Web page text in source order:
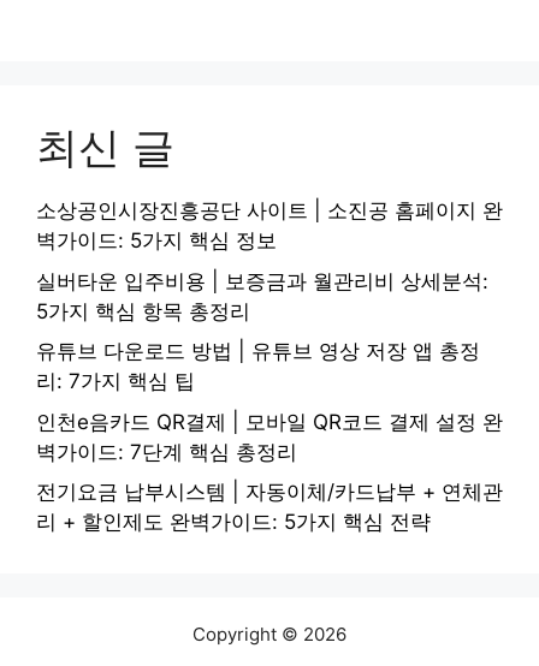
최신 글
소상공인시장진흥공단 사이트 | 소진공 홈페이지 완
벽가이드: 5가지 핵심 정보
실버타운 입주비용 | 보증금과 월관리비 상세분석:
5가지 핵심 항목 총정리
유튜브 다운로드 방법 | 유튜브 영상 저장 앱 총정
리: 7가지 핵심 팁
인천e음카드 QR결제 | 모바일 QR코드 결제 설정 완
벽가이드: 7단계 핵심 총정리
전기요금 납부시스템 | 자동이체/카드납부 + 연체관
리 + 할인제도 완벽가이드: 5가지 핵심 전략
Copyright © 2026